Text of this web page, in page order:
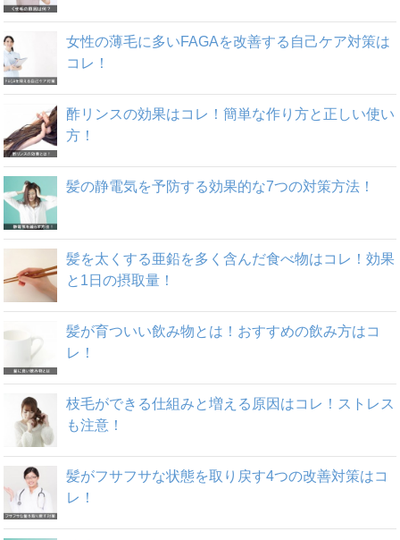
女性の薄毛に多いFAGAを改善する自己ケア対策は
コレ！
酢リンスの効果はコレ！簡単な作り方と正しい使い
方！
髪の静電気を予防する効果的な7つの対策方法！
髪を太くする亜鉛を多く含んだ食べ物はコレ！効果
と1日の摂取量！
髪が育ついい飲み物とは！おすすめの飲み方はコ
レ！
枝毛ができる仕組みと増える原因はコレ！ストレス
も注意！
髪がフサフサな状態を取り戻す4つの改善対策はコ
レ！